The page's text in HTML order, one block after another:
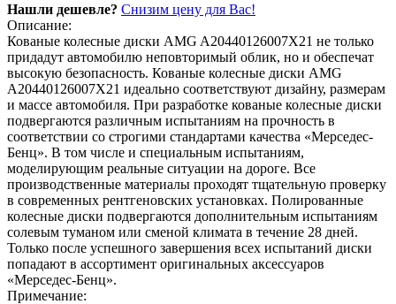
Нашли дешевле? Снизим цену для Вас!
Описание:
Кованые колесные диски AMG A20440126007X21 не только
придадут автомобилю неповторимый облик, но и обеспечат
высокую безопасность. Кованые колесные диски AMG
A20440126007X21 идеально соответствуют дизайну, размерам
и массе автомобиля. При разработке кованые колесные диски
подвергаются различным испытаниям на прочность в
соответствии со строгими стандартами качества «Мерседес-
Бенц». В том числе и специальным испытаниям,
моделирующим реальные ситуации на дороге. Все
производственные материалы проходят тщательную проверку
в современных рентгеновских установках. Полированные
колесные диски подвергаются дополнительным испытаниям
солевым туманом или сменой климата в течение 28 дней.
Только после успешного завершения всех испытаний диски
попадают в ассортимент оригинальных аксессуаров
«Мерседес-Бенц».
Примечание: